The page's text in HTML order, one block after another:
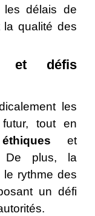
les délais de
la qualité des
et défis
les
futur, tout en
et
De plus, la
le rythme des
un défi